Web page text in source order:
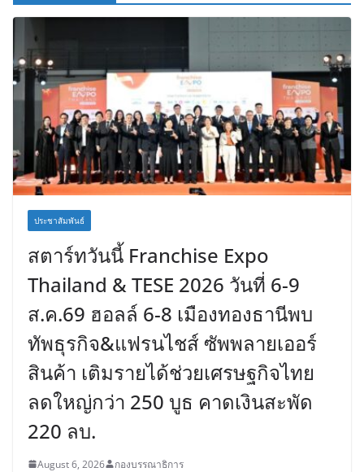
ประชาสัมพันธ์
สตาร์ทวันนี้ Franchise Expo
Thailand & TESE 2026 วันที่ 6-9
ส.ค.69 ฮอลล์ 6-8 เมืองทองธานีพบ
ทัพธุรกิจ&แฟรนไชส์ ซัพพลายเออร์
สินค้า เติมรายได้ช่วยเศรษฐกิจไทย
ลดใหญ่กว่า 250 บูธ คาดเงินสะพัด
220 ลบ.
August 6, 2026 กองบรรณาธิการ